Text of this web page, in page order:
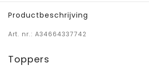
Productbeschrijving
Art. nr.: A34664337742
Toppers